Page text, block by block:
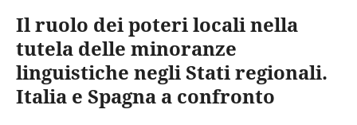
Il ruolo dei poteri locali nella
tutela delle minoranze
linguistiche negli Stati regionali.
Italia e Spagna a confronto